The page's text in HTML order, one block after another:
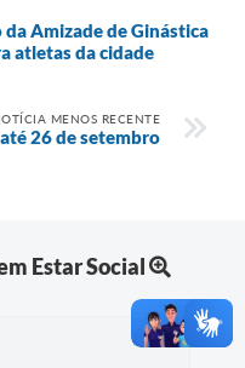
Amizade de Ginástica
atletas da cidade
MENOS RECENTE
26 de setembro
Estar Social